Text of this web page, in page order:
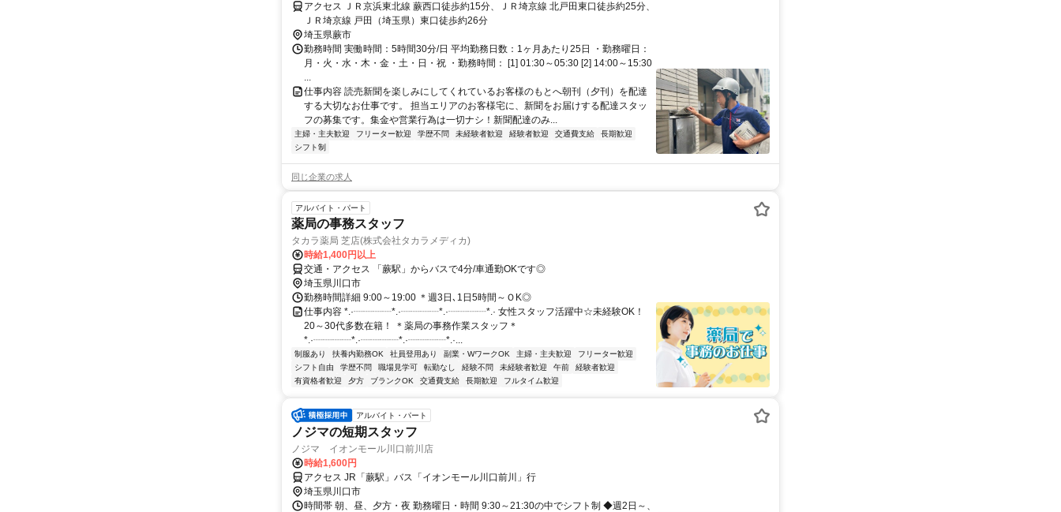
アクセス ＪＲ京浜東北線 蕨西口徒歩約15分、ＪＲ埼京線 北戸田東口徒歩約25分、
ＪＲ埼京線 戸田（埼玉県）東口徒歩約26分
埼玉県蕨市
勤務時間 実働時間：5時間30分/日 平均勤務日数：1ヶ月あたり25日 ・勤務曜日：
月・火・水・木・金・土・日・祝 ・勤務時間： [1] 01:30～05:30 [2] 14:00～15:30
...
仕事内容 読売新聞を楽しみにしてくれているお客様のもとへ朝刊（夕刊）を配達
する大切なお仕事です。 担当エリアのお客様宅に、新聞をお届けする配達スタッ
フの募集です。集金や営業行為は一切ナシ！新聞配達のみ...
主婦・主夫歓迎 フリーター歓迎 学歴不問 未経験者歓迎 経験者歓迎 交通費支給
長期歓迎
シフト制
同じ企業の求人
アルバイト・パート
薬局の事務スタッフ
タカラ薬局 芝店(株式会社タカラメディカ)
時給1,400円以上
交通・アクセス 「蕨駅」からバスで4分/車通勤OKです◎
埼玉県川口市
勤務時間詳細 9:00～19:00 ＊週3日､1日5時間～ＯK◎
仕事内容 *.·┈┈┈┈*.·┈┈┈┈*.·┈┈┈┈*.· 女性スタッフ活躍中☆未経験OK！
20～30代多数在籍！ ＊薬局の事務作業スタッフ＊
*.·┈┈┈┈*.·┈┈┈┈*.·┈┈┈┈*.·...
制服あり 扶養内勤務OK 社員登用あり 副業・WワークOK 主婦・主夫歓迎
フリーター歓迎
シフト自由
学歴不問 職場見学可 転勤なし 経験不問 未経験者歓迎 午前
経験者歓迎
有資格者歓迎
夕方 ブランクOK 交通費支給 長期歓迎 フルタイム歓迎
アルバイト・パート
ノジマの短期スタッフ
ノジマ イオンモール川口前川店
時給1,600円
アクセス JR「蕨駅」バス「イオンモール川口前川」行
埼玉県川口市
時間帯 朝、昼、夕方・夜 勤務曜日・時間 9:30～21:30の中でシフト制 ◆週2日～、